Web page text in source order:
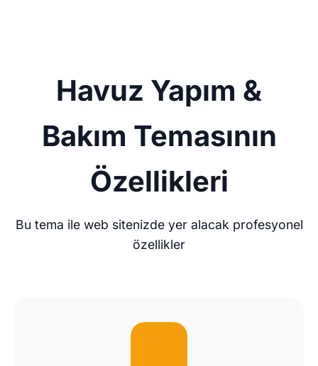
Havuz Yapım &
Bakım Temasının
Özellikleri
Bu tema ile web sitenizde yer alacak profesyonel
özellikler